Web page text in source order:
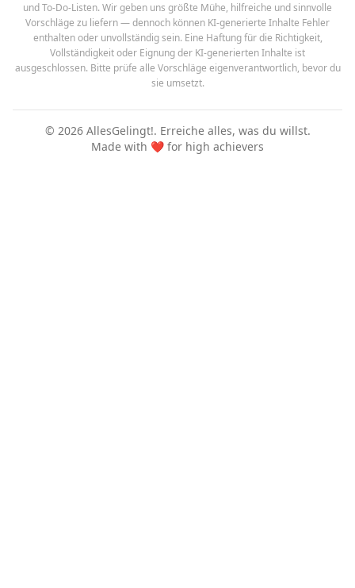
und To-Do-Listen. Wir geben uns größte Mühe, hilfreiche und sinnvolle
Vorschläge zu liefern — dennoch können KI-generierte Inhalte Fehler
enthalten oder unvollständig sein. Eine Haftung für die Richtigkeit,
Vollständigkeit oder Eignung der KI-generierten Inhalte ist
ausgeschlossen. Bitte prüfe alle Vorschläge eigenverantwortlich, bevor du
sie umsetzt.
© 2026AllesGelingt!. Erreiche alles, was du willst.
Made with ❤️ for high achievers